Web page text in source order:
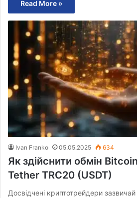
Read More »
Ivan Franko 05.05.2025 634
Як здійснити обмін
Tether TRC20 (USDT)
Досвідчені криптотрейдери